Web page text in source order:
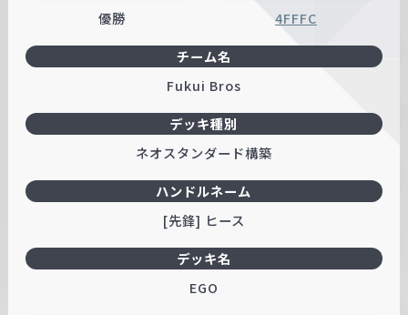
優勝
ハンドルネーム
[先鋒] ヒース
4FFFC
チーム名
Fukui Bros
デッキ名
EGO
デッキ種別
ネオスタンダード構築